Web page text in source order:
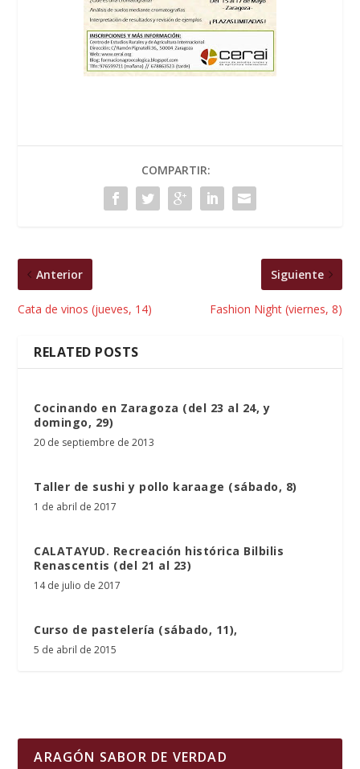
COMPARTIR:
Anterior
Cata de vinos (jueves, 14)
Siguiente
Fashion Night (viernes, 8)
RELATED POSTS
Cocinando en Zaragoza (del 23 al 24, y
domingo, 29)
20 de septiembre de 2013
Taller de sushi y pollo karaage (sábado, 8)
1 de abril de 2017
CALATAYUD. Recreación histórica Bilbilis
Renascentis (del 21 al 23)
14 de julio de 2017
Curso de pastelería (sábado, 11),
5 de abril de 2015
ARAGÓN SABOR DE VERDAD